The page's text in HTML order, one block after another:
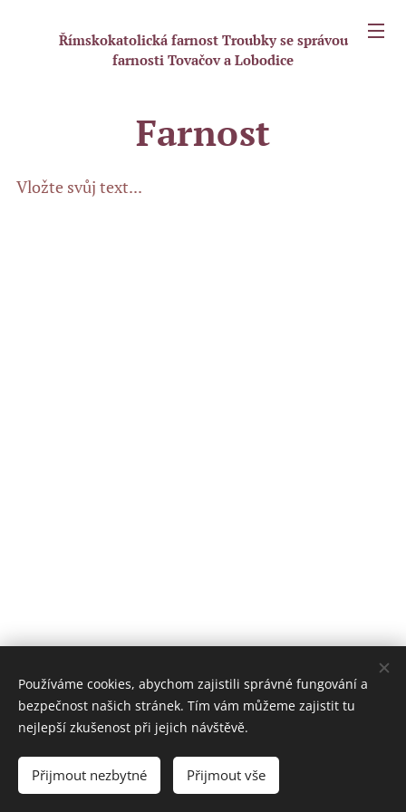
Římskokatolická farnost Troubky se správou
farnosti Tovačov a Lobodice
Farnost
Vložte svůj text...
Cookies
Používáme cookies, abychom zajistili správné fungování a
bezpečnost našich stránek. Tím vám můžeme zajistit tu
nejlepší zkušenost při jejich návštěvě.
Přijmout nezbytné Přijmout vše